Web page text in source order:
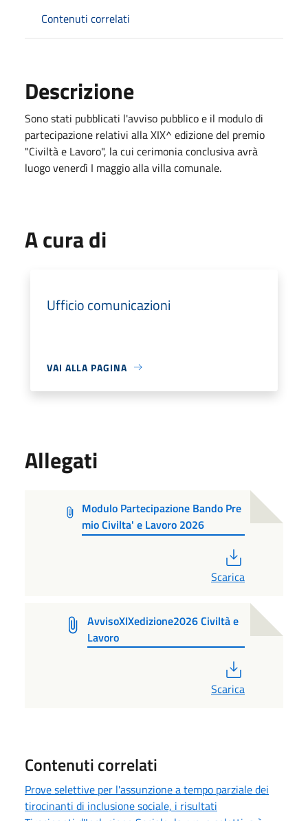
Contenuti correlati
Descrizione
Sono stati pubblicati l'avviso pubblico e il modulo di
partecipazione relativi alla XIX^ edizione del premio
"Civiltà e Lavoro", la cui cerimonia conclusiva avrà
luogo venerdì I maggio alla villa comunale.
A cura di
Ufficio comunicazioni
VAI ALLA PAGINA
Allegati
Modulo Partecipazione Bando Pre
mio Civilta' e Lavoro 2026
Scarica
AvvisoXIXedizione2026 Civiltà e
Lavoro
Scarica
Contenuti correlati
Prove selettive per l'assunzione a tempo parziale dei
tirocinanti di inclusione sociale, i risultati